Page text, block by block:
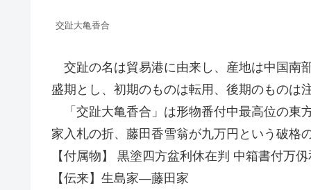
交趾大亀香合
交趾の名は貿易港に由来し、産地は中国南
盛期とし、初期のものは転用、後期のものは
「交趾大亀香合」は形物番付中最高位の東
家入札の折、藤田香雪翁が九万円という破格
【付属物】 黒塗四方盆利休在判 中箱書付万
【伝来】生島家―藤田家